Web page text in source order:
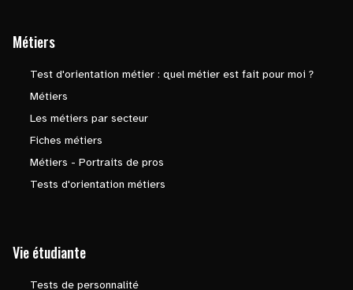
Métiers
Test d'orientation métier : quel métier est fait pour moi ?
Métiers
Les métiers par secteur
Fiches métiers
Métiers - Portraits de pros
Tests d'orientation métiers
Vie étudiante
Tests de personnalité